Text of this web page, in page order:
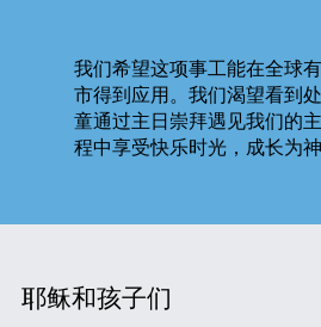
我们希望这项事工能在全球
市得到应用。我们渴望看到
童通过主日崇拜遇见我们的
程中享受快乐时光，成长为神
耶稣和孩子们